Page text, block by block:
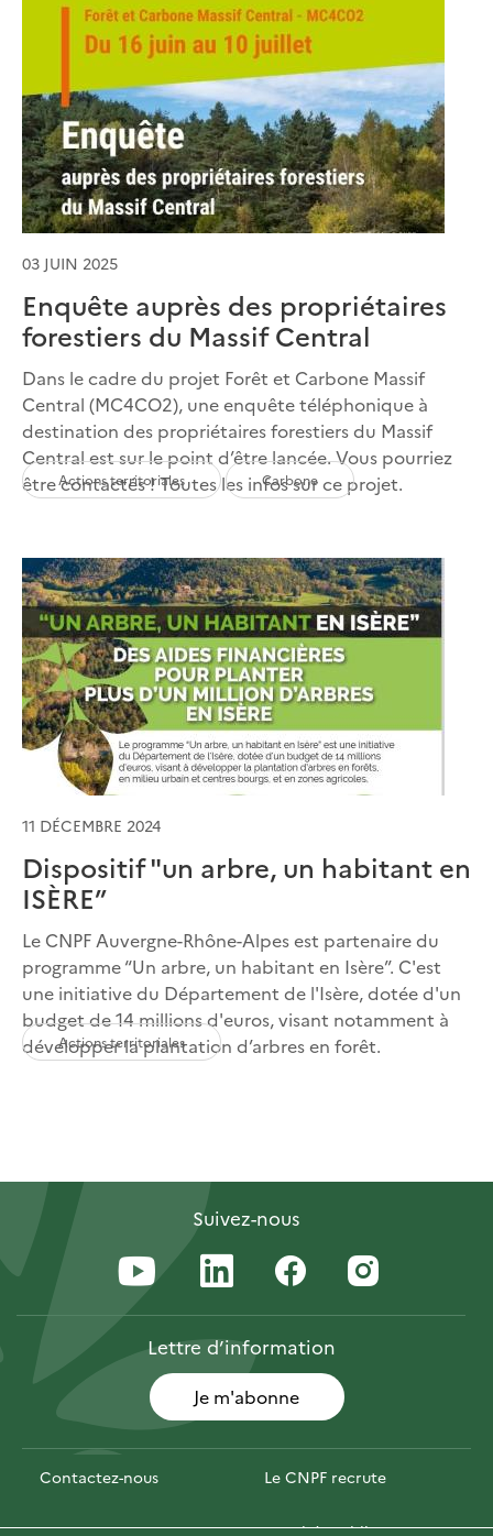
03 JUIN 2025
Enquête auprès des propriétaires
forestiers du Massif Central
Dans le cadre du projet Forêt et Carbone Massif
Central (MC4CO2), une enquête téléphonique à
destination des propriétaires forestiers du Massif
Central est sur le point d’être lancée. Vous pourriez
être contactés ! Toutes les infos sur ce projet.
Actions territoriales Carbone
11 DÉCEMBRE 2024
Dispositif "un arbre, un habitant en
ISÈRE”
Le CNPF Auvergne-Rhône-Alpes est partenaire du
programme “Un arbre, un habitant en Isère”. C'est
une initiative du Département de l'Isère, dotée d'un
budget de 14 millions d'euros, visant notamment à
développer la plantation d’arbres en forêt.
Actions territoriales
Suivez-nous
Lettred’information
Je m'abonne
Contactez-nous Le CNPF recrute
Espace presse Marchés publics